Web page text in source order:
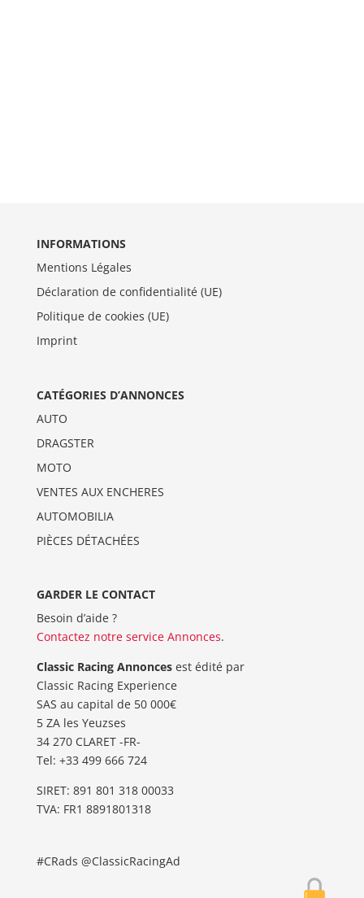
INFORMATIONS
Mentions Légales
Déclaration de confidentialité (UE)
Politique de cookies (UE)
Imprint
CATÉGORIES D’ANNONCES
AUTO
DRAGSTER
MOTO
VENTES AUX ENCHERES
AUTOMOBILIA
PIÈCES DÉTACHÉES
GARDER LE CONTACT
Besoin d’aide ?
Contactez notre service Annonces.
Classic Racing Annoncesest édité par
Classic Racing Experience
SAS au capital de 50 000€
5 ZA les Yeuzses
34 270 CLARET -FR-
Tel: ‭+33 499 666 724‬
SIRET: 891 801 318 00033
TVA: FR1 8891801318
#CRads @ClassicRacingAd